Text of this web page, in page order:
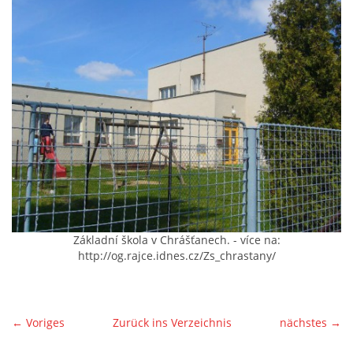
© 2026 eStránky.cz |WebSlice | Aktualisiert: 1. 8. 2026|
Nach oben ↑
Základní škola v Chrášťanech. - více na:
http://og.rajce.idnes.cz/Zs_chrastany/
← Voriges nächstes →
Zurück ins Verzeichnis